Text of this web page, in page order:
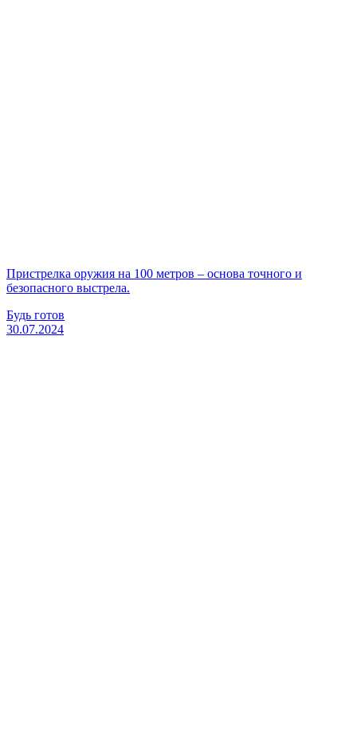
Пристрелка оружия на 100 метров – основа точного и
безопасного выстрела.
Будь готов
30.07.2024